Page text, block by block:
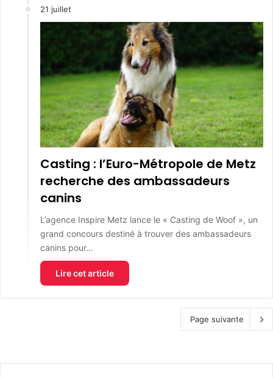
21 juillet
Casting : l’Euro-Métropole de Metz
recherche des ambassadeurs
canins
L’agence Inspire Metz lance le « Casting de Woof », un
grand concours destiné à trouver des ambassadeurs
canins pour…
Lire cet article
Page suivante